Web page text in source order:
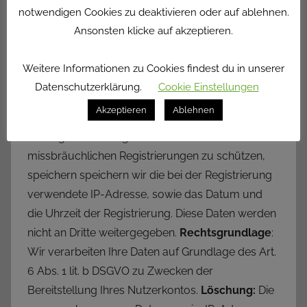
Diese Daten werden von uns gespeichert und
verarbeitet, um Ihnen den Zugang zu Ihrem
jederzeit durch Sie geändert oder gelöscht
werden. Die Daten werden nicht an Dritte
weitergegeben außer sie dienen der
missbräuchlichen Registrierungen zu schützen,
speichern speichern wir die bei der Registrierung
verwendete IP-Adresse, sowie das Datum und
die Uhrzeit der Registrierung. Diese Daten werden
nicht an Dritte weitergegeben. Rechtsgrundlage:
Wir verarbeiten Ihre Daten auf Grundlage des Art.
6 Abs. 1 lit. b DSGVO zu Zwecken der
Bereitstellung Ihres Nutzerkontos. Löschung: Die
notwendigen Cookies zu deaktivieren oder auf ablehnen.
Ansonsten klicke auf akzeptieren.
Weitere Informationen zu Cookies findest du in unserer
Datenschutzerklärung.
Cookie Einstellungen
Akzeptieren Ablehnen